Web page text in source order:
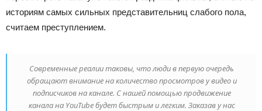
историям самых сильных представительниц слабого пола,
считаем преступлением.
Современные реалии таковы, что люди в первую очередь
обращают внимание на количество просмотров у видео и
подписчиков на канале. С нашей помощью продвижение
канала на YouTube будет быстрым и легким. Заказав у нас